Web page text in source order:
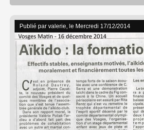
Publié par valerie, le Mercredi 17/12/2014